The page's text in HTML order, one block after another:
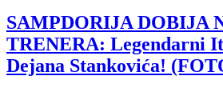
SAMPDORIJA DOBIJA
TRENERA: Legendarni
Dejana Stankovića!